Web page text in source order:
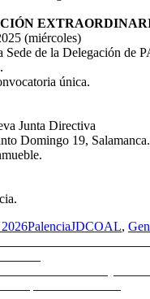
(miércoles)
de la Delegación de
única.
Junta Directiva
Domingo 19,
Autor
PalenciaJDCategorías
COAL,